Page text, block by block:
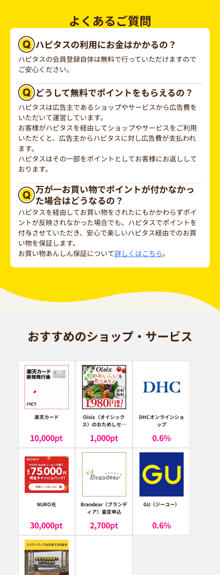
よくあるご質問
ハピタスの利用にお金はかかるの？
ハピタスの会員登録自体は無料で行っていただけますので
ご安心ください。
どうして無料でポイントをもらえるの？
ハピタスは広告主であるショップやサービスから広告費を
いただいて運営しています。
お客様がハピタスを経由してショップやサービスをご利用
いただくと、広告主からハピタスに対し広告費が支払われ
ます。
ハピタスはその一部をポイントとしてお客様にお返しして
おります。
万が一お買い物でポイントが付かなかっ
た場合はどうなるの？
ハピタスを経由してお買い物をされたにもかかわらずポイ
ントが反映されなかった場合でも、ハピタスでポイントを
付与させていただき、安心で楽しいハピタス経由でのお買
い物を保証します。
お買い物あんしん保証について詳しくはこちら。
おすすめのショップ・サービス
楽天カード
10,000pt
Oisix（オイシック
ス）のおためしセッ
1,000pt
DHCオンラインショ
ップ
0.6%
NURO光
30,000pt
Brandear（ブランデ
ィア）査定申込
2,700pt
GU（ジーユー）
0.6%